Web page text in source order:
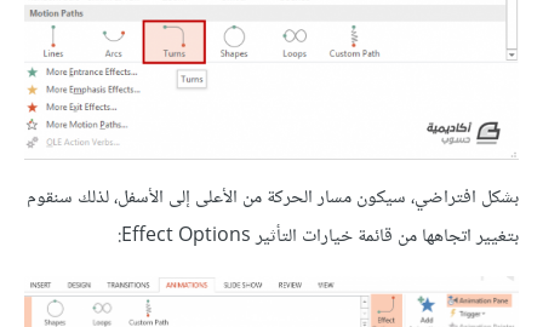
بشكل افتراضي، سيكون مسار الحركة من الأعلى إلى الأسفل، لذلك سنقوم
بتغيير اتجاهها من قائمة خيارات التأثير Effect Options: